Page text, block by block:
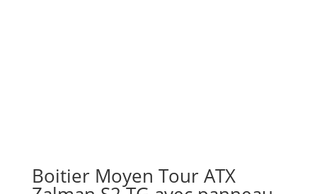
Boitier Moyen Tour ATX